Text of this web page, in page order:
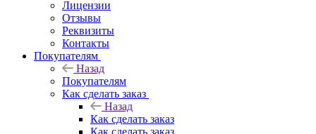
Лицензии
Отзывы
Реквизиты
Контакты
Покупателям
Назад
Покупателям
Как сделать заказ
Назад
Как сделать заказ
Как сделать заказ